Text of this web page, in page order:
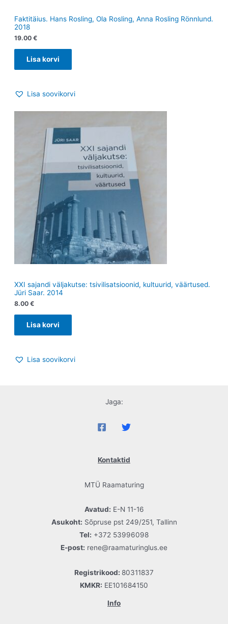
Faktitäius. Hans Rosling, Ola Rosling, Anna Rosling Rönnlund.
2018
19.00 €
Lisa korvi
Lisa soovikorvi
XXI sajandi väljakutse: tsivilisatsioonid, kultuurid, väärtused.
Jüri Saar. 2014
8.00 €
Lisa korvi
Lisa soovikorvi
Jaga:
Kontaktid
MTÜ Raamaturing
Avatud: E-N 11-16
Asukoht: Sõpruse pst 249/251, Tallinn
Tel: +372 53996098
E-post: rene@raamaturinglus.ee
Registrikood: 80311837
KMKR: EE101684150
Info